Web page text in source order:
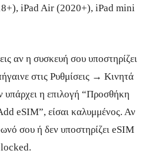
iPad Air (2020+), iPad mini
αν η συσκευή σου υποστηρίζει
στις Ρυθμίσεις → Κινητά
η επιλογή “Προσθήκη
eSIM”, είσαι καλυμμένος. Αν
σου ή δεν υποστηρίζει eSIM
locked.